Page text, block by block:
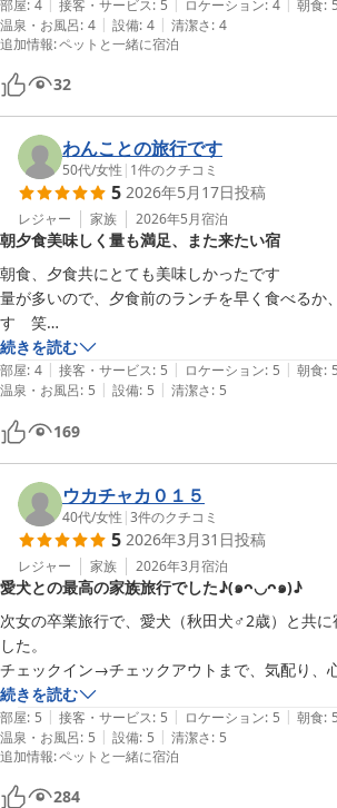
部屋: 4 | 接客・サービス: 5 | ロケーション: 4 | 朝食: 5
温泉・お風呂: 4 | 設備: 4 | 清潔さ: 4
追加情報:ペットと一緒に宿泊
32
わんことの旅行です
50代/女性 | 1件のクチコミ
5 2026年5月17日投稿
レジャー 家族 2026年5月宿泊
朝夕食美味しく量も満足、また来たい宿
朝食、夕食共にとても美味しかったです
量が多いので、夕食前のランチを早く食べるか
す　笑
ご主人も優しく、お子様も可愛くおもてなしし
また伺いたいと思います
続きを読む
部屋: 4 | 接客・サービス: 5 | ロケーション: 5 | 朝食: 5
温泉・お風呂: 5 | 設備: 5 | 清潔さ: 5
169
ウカチャカ０１５
40代/女性 |3件のクチコミ
5 2026年3月31日投稿
レジャー 家族 2026年3月宿泊
愛犬との最高の家族旅行でした♪(๑ᴖ◡ᴖ๑)♪
次女の卒業旅行で、愛犬（秋田犬♂2歳）と共に
した。
チェックイン→チェックアウトまで、気配り、
しで、ゆっくりくつろぐことができました。
館内隣に併設のドッグランも他のわんちゃんと
せ、その後の足拭きタオル等も次々と補充され
の良い宿泊は初めてです♪
続きを読む
部屋: 5 | 接客・サービス: 5 | ロケーション: 5 | 朝食: 5
温泉・お風呂: 5 | 設備: 5 | 清潔さ: 5
追加情報:ペットと一緒に宿泊
284